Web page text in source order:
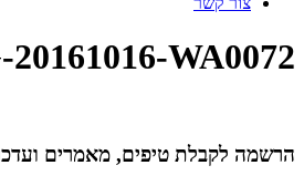
WA0072
הרשמה לקבלת טיפים, מאמרים